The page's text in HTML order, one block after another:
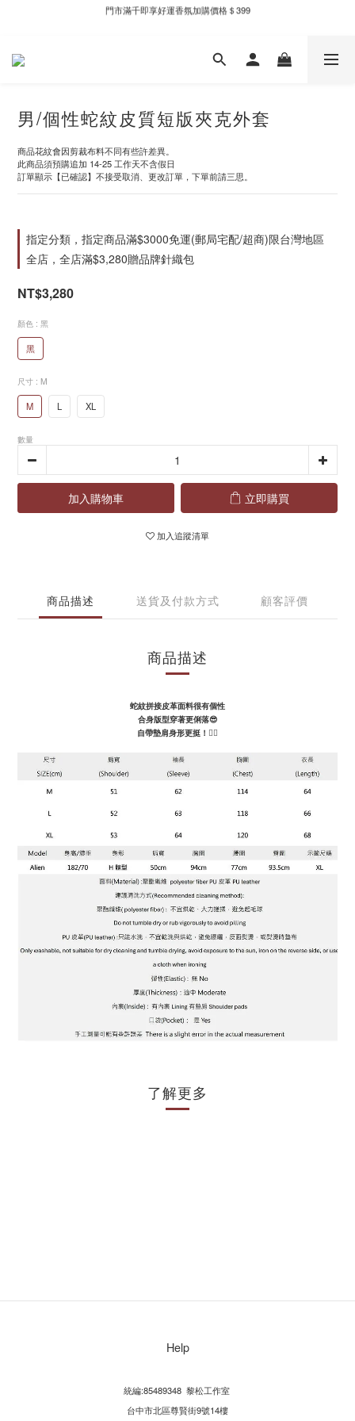
新自製款系列首批限時優惠｜單件95折，任兩件9折
門市滿千即享好運香氛加購價格＄399
男/個性蛇紋皮質短版夾克外套
商品花紋會因剪裁布料不同有些許差異。
此商品須預購追加 14-25 工作天不含假日
訂單顯示【已確認】不接受取消、更改訂單，下單前請三思。
指定分類，指定商品滿$3000免運(郵局宅配/超商)限台灣地區
全店，全店滿$3,280贈品牌針織包
NT$3,280
顏色 : 黑
黑
尺寸 : M
M L XL
數量
加入購物車 立即購買
加入追蹤清單
商品描述 送貨及付款方式 顧客評價
商品描述
蛇紋拼接皮革面料很有個性
合身版型穿著更俐落😎
自帶墊肩身形更挺！👍🏻
了解更多
Help
統編:85489348 黎松工作室
台中市北區尊賢街9號14樓